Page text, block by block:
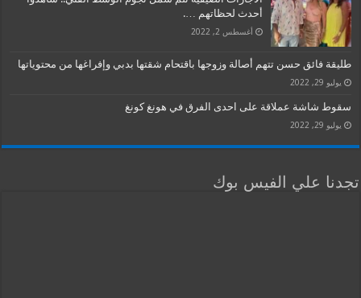
أحدث لحظاتهم ….
أغسطس 2, 2022
طليقة فائق حسن تتهم أصالة وزوجها باقتحام شقتها بدبي وإفراغها من محتوياتها
يوليو 29, 2022
سقوط شاشة عملاقة على احدى الفرق في هونغ كونغ
يوليو 29, 2022
تجدنا علي الفيس بوك